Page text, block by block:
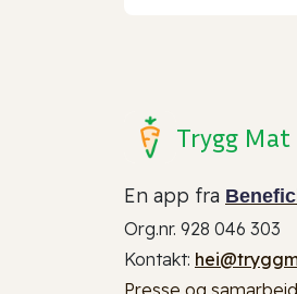
Trygg Mat
En app fra
Org.nr. 928 046 303
Kontakt: